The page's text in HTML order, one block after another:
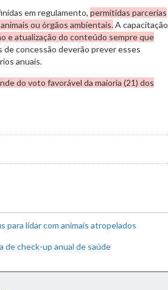
em regulamento, permitidas parcerias
ou órgãos ambientais.A capacitação
e atualização do conteúdo sempre que
de concessão deverão prever esses
anuais.
do voto favorável da maioria (21) dos
para lidar com animais atropelados
de check-up anual de saúde